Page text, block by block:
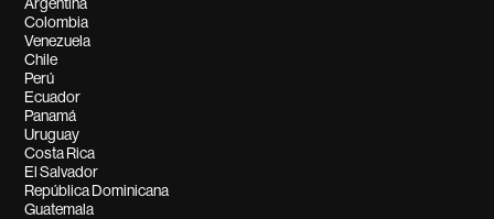
Colombia
Venezuela
Chile
Perú
Ecuador
Panamá
Uruguay
Costa Rica
El Salvador
República Dominicana
Guatemala